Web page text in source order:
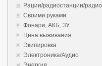
Рации/радиостанции/радио
Своими руками
Фонари, АКБ, ЗУ
Цена выживания
Экипировка
Электроника/Аудио